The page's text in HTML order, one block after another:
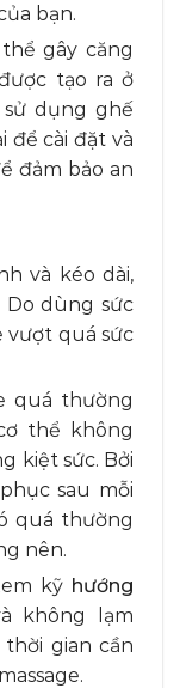
bạn.
gây căng
tạo ra ở
dụng ghế
để cài đặt và
đảm bảo an
và kéo dài,
Do dùng sức
vượt quá sức
quá thường
thể không
kiệt sức. Bởi
sau mỗi
quá thường
nên.
kỹ hướng
không lạm
gian cần